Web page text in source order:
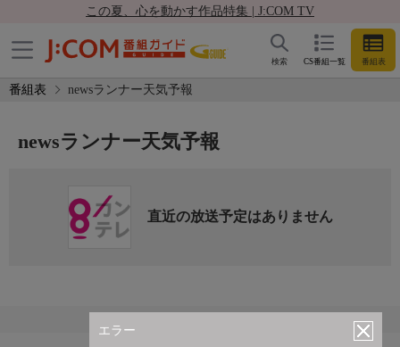
この夏、心を動かす作品特集 | J:COM TV
CS番組一覧 番組表
検索
番組表 newsランナー天気予報
エラー
newsランナー天気予報
直近の放送予定はありません